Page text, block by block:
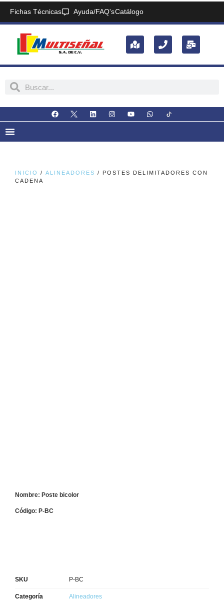
Fichas Técnicas Ayuda/FAQ'sCatálogo
INICIO / ALINEADORES / POSTES DELIMITADORES CON
CADENA
Nombre: Poste bicolor
Código: P-BC
SKU P-BC
Categoría Alineadores